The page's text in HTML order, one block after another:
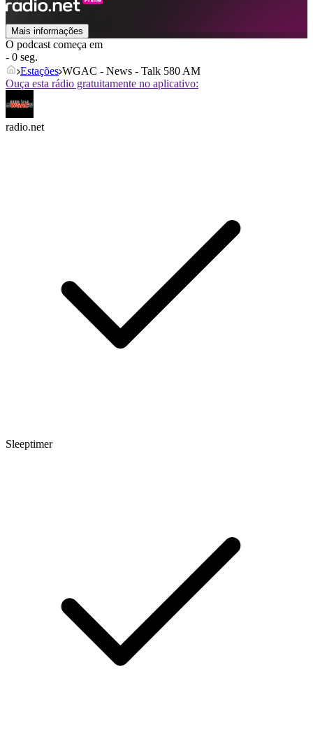
Mais informações
O podcast começa em
- 0 seg.
Estações WGAC - News - Talk 580 AM
Ouça esta rádio gratuitamente no aplicativo:
radio.net
Sleeptimer